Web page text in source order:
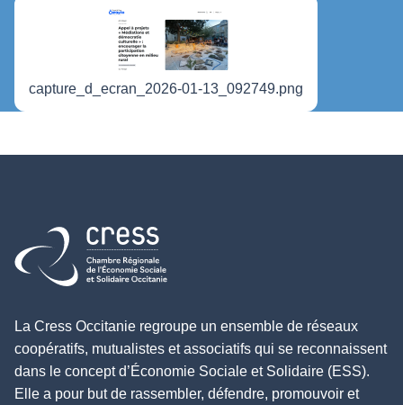
capture_d_ecran_2026-01-13_092749.png
Retour à l'accueil
La Cress Occitanie regroupe un ensemble de réseaux
coopératifs, mutualistes et associatifs qui se reconnaissent
dans le concept d’Économie Sociale et Solidaire (ESS).
Elle a pour but de rassembler, défendre, promouvoir et